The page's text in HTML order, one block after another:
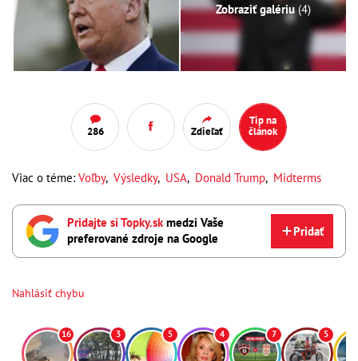
Zobraziť galériu(4)
286 Zdieľať
Tip na
článok
Viac o téme: Voľby, Výsledky, USA, Donald Trump, Midterms
Pridajte si Topky.skmedzi Vaše
preferované zdroje na Google
Pridať
Nahlásiť chybu
16 3 5 4 7 5